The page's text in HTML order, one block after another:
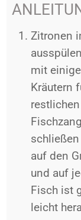
Zitronen
mit
Kräutern
auf den
und auf
Fisch ist
leicht